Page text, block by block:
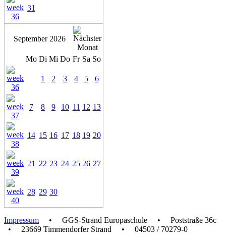
31
September 2026
Mo Di Mi Do Fr Sa So
1 2 3 4 5 6
7 8 9 10 11 12 13
14 15 16 17 18 19 20
21 22 23 24 25 26 27
28 29 30
Impressum • GGS-Strand Europaschule • Poststraße 36c
• 23669 Timmendorfer Strand • 04503 / 70279-0